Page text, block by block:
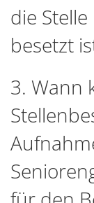
die
besetzt
3. Wann